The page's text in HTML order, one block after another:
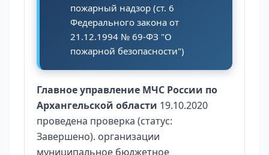
пожарный надзор (ст. 6
Федерального закона от
21.12.1994 № 69-ФЗ "О
пожарной безопасности")
Главное управление МЧС России по
Архангельской области 19.10.2020
проведена проверка (статус:
Завершено). организации
муниципальное бюджетное